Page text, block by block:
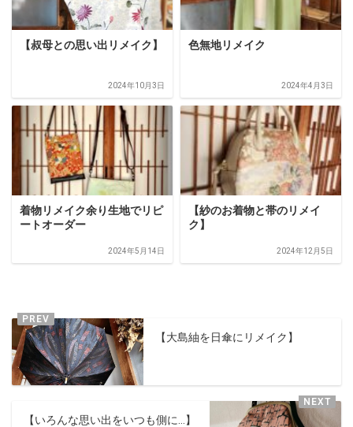
【叔母との思い出リメイク】
2024年10月3日
色無地リメイク
2024年4月3日
着物リメイク余り生地でリピ
ートオーダー
2024年5月14日
【紗のお着物と帯のリメイ
ク】
2024年12月5日
【大島紬を日傘にリメイク】
【いろんな思い出をいつも側に…】